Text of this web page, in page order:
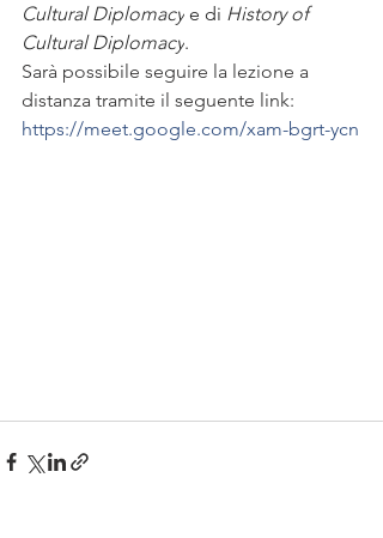
Cultural Diplomacy e di History of
Cultural Diplomacy.
Sarà possibile seguire la lezione a
distanza tramite il seguente link:
https://meet.google.com/xam-bgrt-ycn